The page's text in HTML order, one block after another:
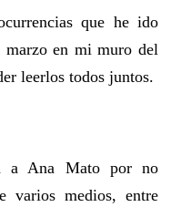
que he ido
en mi muro del
leerlos todos juntos.
a Ana Mato por no
varios medios, entre